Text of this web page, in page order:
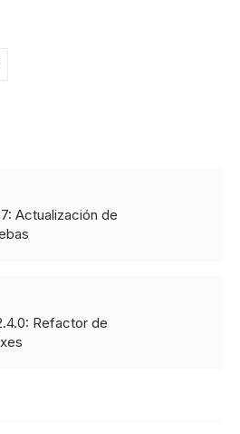
Actualización de
Refactor de